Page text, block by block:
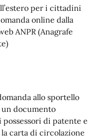
per i cittadini
online dalla
ANPR (Anagrafe
allo sportello
documento
di patente e
carta di circolazione